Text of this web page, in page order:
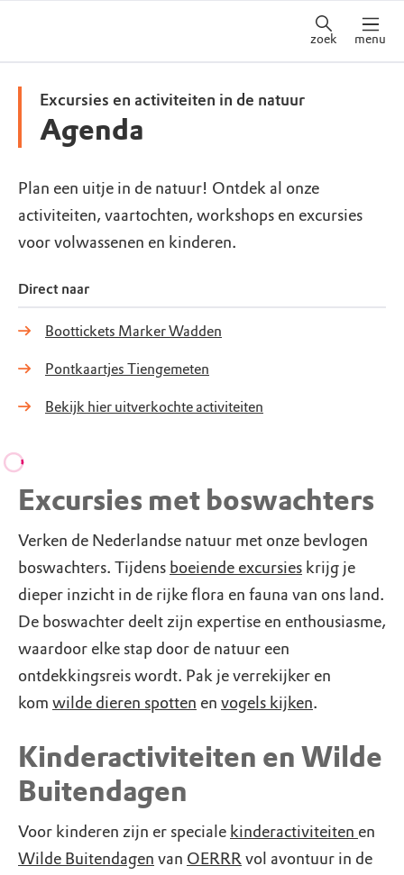
zoek menu
Excursies en activiteiten in de natuur
Agenda
Plan een uitje in de natuur! Ontdek al onze
activiteiten, vaartochten, workshops en excursies
voor volwassenen en kinderen.
Direct naar
Boottickets Marker Wadden
Pontkaartjes Tiengemeten
Bekijk hier uitverkochte activiteiten
Excursies met boswachters
Verken de Nederlandse natuur met onze bevlogen
boswachters. Tijdens boeiende excursies krijg je
dieper inzicht in de rijke flora en fauna van ons land.
De boswachter deelt zijn expertise en enthousiasme,
waardoor elke stap door de natuur een
ontdekkingsreis wordt. Pak je verrekijker en
kom wilde dieren spotten en vogels kijken.
Kinderactiviteiten en Wilde
Buitendagen
Voor kinderen zijn er speciale kinderactiviteiten en
Wilde Buitendagen van OERRRvol avontuur in de